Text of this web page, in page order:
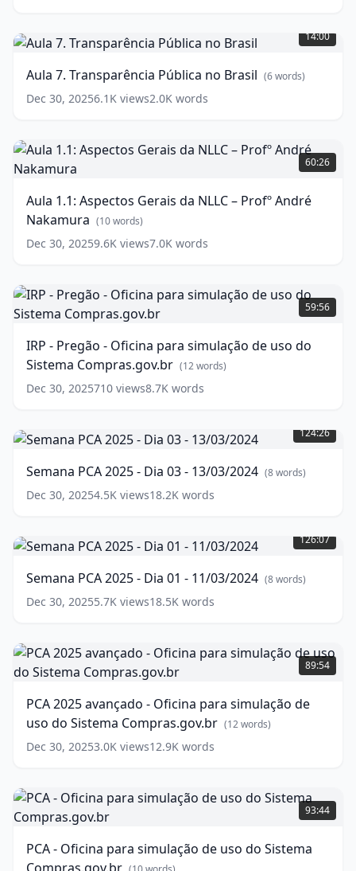
7.
Transparência
no
Brasil (
14:00
Aula 7. Transparência Pública no Brasil (6words)
Dec 30, 20256.1K views2.0K words
Aula
1.1:
Aspectos
da
NLLC
–
Profº
Nakamura
words)
60:26
Aula 1.1: Aspectos Gerais da NLLC – Profº André
Nakamura (10words)
Dec 30, 20259.6K views7.0K words
IRP
-
Pregão
Oficina
para
simulação
de
do
Sistema
words)
59:56
IRP - Pregão - Oficina para simulação de uso do
Sistema Compras.gov.br (12words)
Dec 30, 2025710 views8.7K words
PCA
2025
Dia
03
words)
124:26
Semana PCA 2025 - Dia 03 - 13/03/2024 (8words)
Dec 30, 20254.5K views18.2K words
PCA
2025
Dia
01
words)
126:07
Semana PCA 2025 - Dia 01 - 11/03/2024 (8words)
Dec 30, 20255.7K views18.5K words
PCA
2025
avançado
Oficina
para
simulação
de
do
Sistema
Compras.gov.br
89:54
PCA 2025 avançado - Oficina para simulação de
uso do Sistema Compras.gov.br (12words)
Dec 30, 20253.0K views12.9K words
PCA
-
Oficina
simulação
93:44
PCA - Oficina para simulação de uso do Sistema